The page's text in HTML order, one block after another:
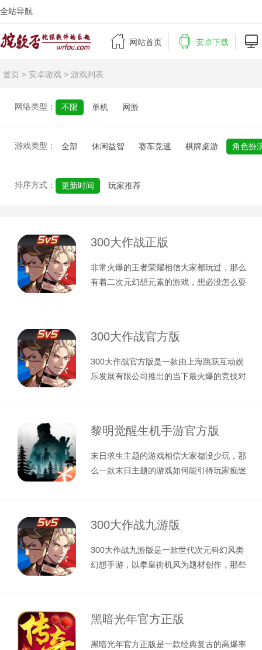
全站导航
 网站首页  安卓下载 
首页 > 安卓游戏 > 游戏列表
网络类型： 不限 单机 网游
游戏类型： 全部 休闲益智 赛车竞速 棋牌桌游 角色扮
排序方式： 更新时间 玩家推荐
300大作战正版
非常火爆的王者荣耀相信大家都玩过，那么
有着二次元幻想元素的游戏，想必没怎么耍
300大作战官方版
300大作战官方版是一款由上海跳跃互动娱
乐发展有限公司推出的当下最火爆的竞技对
黎明觉醒生机手游官方版
末日求生主题的游戏相信大家都没少玩，那
么一款末日主题的游戏如何能引得玩家痴迷
300大作战九游版
300大作战九游版是一款世代次元科幻风类
幻想手游，以拳皇街机风为题材创作，那些
黑暗光年官方正版
黑暗光年官方正版是一款经典复古的高爆率